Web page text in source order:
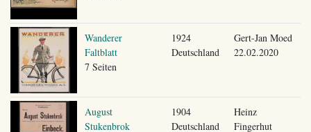
Wanderer
Faltblatt
7 Seiten
1924
Deutschland
Gert-Jan Moed
22.02.2020
August
Stukenbrok
1904
Deutschland
Heinz
Fingerhut